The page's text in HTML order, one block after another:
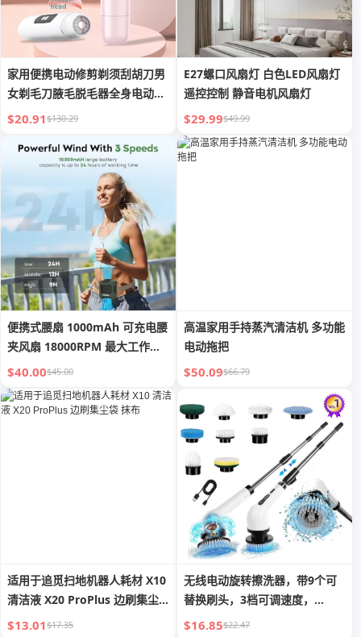
家用便携电动修剪剃须刮胡刀男
女剃毛刀腋毛脱毛器全身电动刮
毛刀
$20.91$130.29
E27螺口风扇灯 白色LED风扇灯
遥控控制 静音电机风扇灯
$29.99$49.99
便携式腰扇 1000mAh 可充电腰
夹风扇 18000RPM 最大工作时
间 3 档速度调节带 LED 手电筒
便携式风扇
$40.00$45.00
高温家用手持蒸汽清洁机 多功能
电动拖把
$50.09$66.79
适用于追觅扫地机器人耗材 X10
清洁液 X20 ProPlus 边刷集尘
袋 抹布
$13.01$17.35
无线电动旋转擦洗器，带9个可
替换刷头，3档可调速度，
5000mAh电池，轻便USB手持
$16.85$22.47